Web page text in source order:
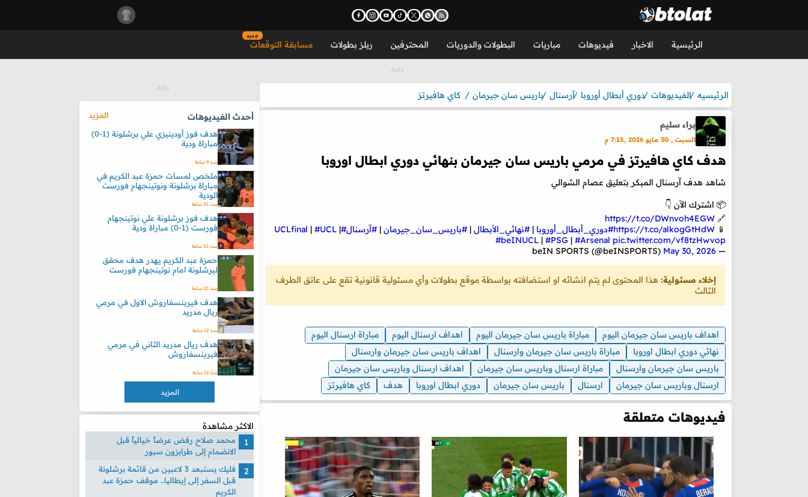
الرئيسية الاخبار فيديوهات مباريات البطولات والدوريات المحترفين ريلز بطولات مسابقة التوقعات
جديد
الرئيسيه الفيديوهات دوري أبطال أوروبا آرسنال باريس سان جيرمان كاي هافيرتز
براء سليم
السبت , 30 مايو 2026 ,7:15 م
هدف كاي هافيرتز في مرمي باريس سان جيرمان بنهائي دوري ابطال اوروبا
شاهد هدف آرسنال المبكر بتعليق عصام الشوالي
📦 اشترك الآن 👇
🔗
https://t.co/DWnvoh4EGW
📱
https://t.co/alkogGtHdW#دوري_أبطال_أوروبا | #نهائي_الأبطال | #باريس_سان_جيرمان | #آرسنال#UCLfinal
| #UCL |
#beINUCL | #PSG | #Arsenal pic.twitter.com/vf8tzHwvop
— beIN SPORTS (@beINSPORTS)
May 30, 2026
إخلاء مسئولية: هذا المحتوى لم يتم انشائه او استضافته بواسطة موقع بطولات وأي مسئولية قانونية تقع على عاتق الطرف
الثالث
اهداف باريس سان جيرمان اليوم مباراة باريس سان جيرمان اليوم اهداف ارسنال اليوم
مباراة ارسنال اليوم
نهائي دوري ابطال اوروبا
مباراة باريس سان جيرمان وارسنال
اهداف باريس سان جيرمان وارسنال
باريس سان جيرمان وارسنال
مباراة ارسنال وباريس سان جيرمان
اهداف ارسنال وباريس سان جيرمان
ارسنال وباريس سان جيرمان
ارسنال باريس سان جيرمان دوري ابطال اوروبا هدف كاي هافيرتز
فيديوهات متعلقة
أحدث الفيديوهات
المزيد
هدف فوز أودينيزي علي برشلونة (1-0)
مباراة ودية
منذ 9 ساعة
ملخص لمسات حمزة عبد الكريم في
مباراة برشلونة ونوتينجهام فورست
الودية
منذ 10 ساعة
هدف فوز برشلونة علي نوتينجهام
فورست (1-0) مباراة ودية
منذ 10 ساعة
حمزة عبد الكريم يهدر هدف محقق
لبرشلونة امام نوتينجهام فورست
منذ 10 ساعة
هدف فيرينسفاروش الاول في مرمي
ريال مدريد
منذ 12 ساعة
هدف ريال مدريد الثاني في مرمي
فيرينسفاروش
منذ 12 ساعة
المزيد
الاكثر مشاهدة
محمد صلاح رفض عرضاً خيالياً قبل
الانضمام إلى طرابزون سبور
فليك يستبعد 3 لاعبين من قائمة برشلونة
قبل السفر إلى إيطاليا.. موقف حمزة عبد
الكريم